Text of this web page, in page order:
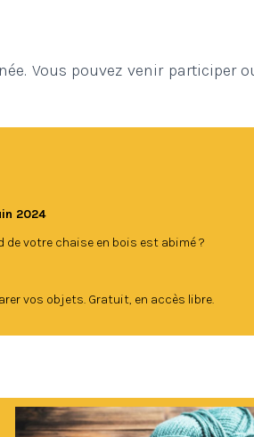
Vous pouvez venir participer
2024
de votre chaise en bois est abimé ?
vos objets. Gratuit, en accès libre.